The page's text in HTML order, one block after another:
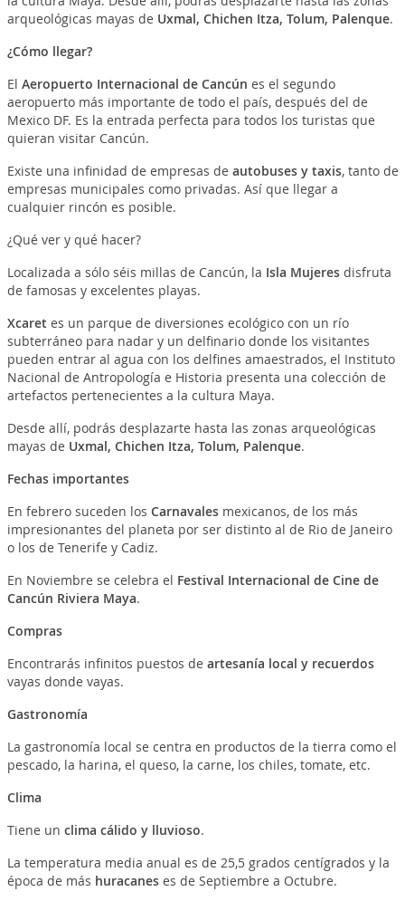
arqueológicas mayas de Uxmal, Chichen Itza, Tolum, Palenque.
¿Cómo llegar?
El Aeropuerto Internacional de Cancún es el segundo
aeropuerto más importante de todo el país, después del de
Mexico DF. Es la entrada perfecta para todos los turistas que
quieran visitar Cancún.
Existe una infinidad de empresas de autobuses y taxis, tanto de
empresas municipales como privadas. Así que llegar a
cualquier rincón es posible.
¿Qué ver y qué hacer?
Localizada a sólo séis millas de Cancún, la Isla Mujeresdisfruta
de famosas y excelentes playas.
Xcaret es un parque de diversiones ecológico con un río
subterráneo para nadar y un delfinario donde los visitantes
pueden entrar al agua con los delfines amaestrados, el Instituto
Nacional de Antropología e Historia presenta una colección de
artefactos pertenecientes a la cultura Maya.
Desde allí, podrás desplazarte hasta las zonas arqueológicas
mayas de Uxmal, Chichen Itza, Tolum, Palenque.
Fechas importantes
En febrero suceden los Carnavalesmexicanos, de los más
impresionantes del planeta por ser distinto al de Rio de Janeiro
o los de Tenerife y Cadiz.
En Noviembre se celebra el Festival Internacional de Cine de
Cancún Riviera Maya.
Compras
Encontrarás infinitos puestos de artesanía local y recuerdos
vayas donde vayas.
Gastronomía
La gastronomía local se centra en productos de la tierra como el
pescado, la harina, el queso, la carne, los chiles, tomate, etc.
Clima
Tiene un clima cálido y lluvioso.
La temperatura media anual es de 25,5 grados centígrados y la
época de más huracaneses de Septiembre a Octubre.